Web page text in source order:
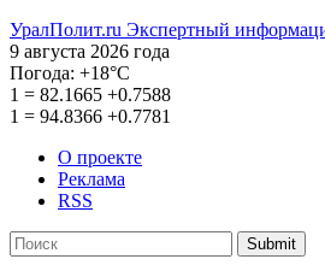
УралПолит.ru Экспертный
9 августа 2026 года
Погода: +18°С
1 = 82.1665 +0.7588
1 = 94.8366 +0.7781
О проекте
Реклама
RSS
Submit